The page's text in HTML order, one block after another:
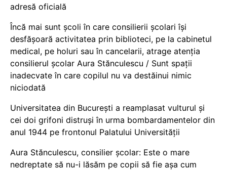
adresă oficială
Încă mai sunt școli în care consilierii școlari își
desfășoară activitatea prin biblioteci, pe la cabinetul
medical, pe holuri sau în cancelarii, atrage atenția
consilierul școlar Aura Stănculescu / Sunt spații
inadecvate în care copilul nu va destăinui nimic
niciodată
Universitatea din București a reamplasat vulturul și
cei doi grifoni distruși în urma bombardamentelor din
anul 1944 pe frontonul Palatului Universității
Aura Stănculescu, consilier școlar: Este o mare
nedreptate să nu-i lăsăm pe copii să fie așa cum